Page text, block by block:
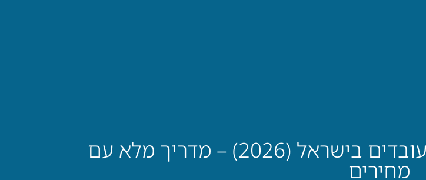
10 פעילויות גיבוש מומלצות לעובדים בישראל (2026) – מדריך מלא עם
מחירים